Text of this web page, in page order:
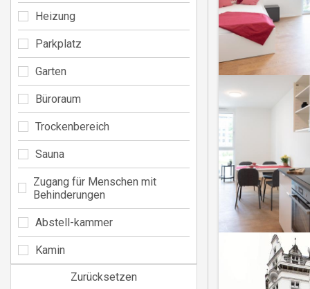
Heizung
Parkplatz
Garten
Büroraum
Trockenbereich
Sauna
Zugang für Menschen mit
Behinderungen
Abstell-kammer
Kamin
Zurücksetzen